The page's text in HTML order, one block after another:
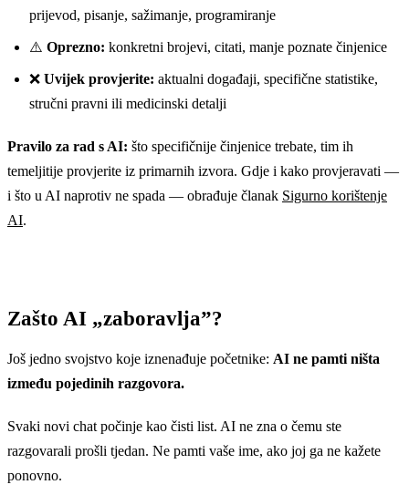
prijevod, pisanje, sažimanje, programiranje
⚠️ Oprezno: konkretni brojevi, citati, manje poznate činjenice
❌ Uvijek provjerite: aktualni događaji, specifične statistike,
stručni pravni ili medicinski detalji
Pravilo za rad s AI: što specifičnije činjenice trebate, tim ih
temeljitije provjerite iz primarnih izvora. Gdje i kako provjeravati —
i što u AI naprotiv ne spada — obrađuje članak Sigurno korištenje
AI.
Zašto AI „zaboravlja”?
Još jedno svojstvo koje iznenađuje početnike: AI ne pamti ništa
između pojedinih razgovora.
Svaki novi chat počinje kao čisti list. AI ne zna o čemu ste
razgovarali prošli tjedan. Ne pamti vaše ime, ako joj ga ne kažete
ponovno.